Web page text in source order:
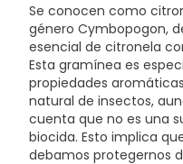
Se conocen como
género Cymbopogon,
esencial de citronela
Esta gramínea es
propiedades
natural de insectos,
cuenta que no es una
biocida. Esto implica
debamos protegernos